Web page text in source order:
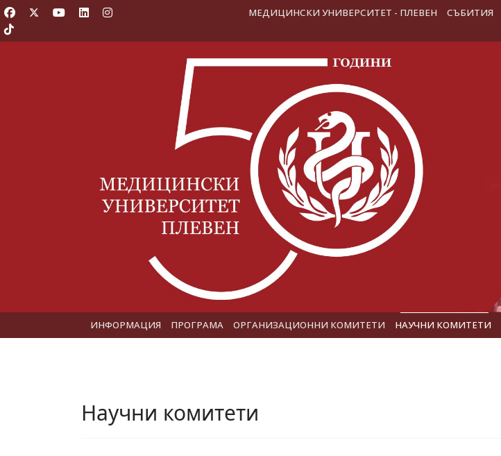
МЕДИЦИНСКИ УНИВЕРСИТЕТ - ПЛЕВЕН СЪБИТИЯ
ИНФОРМАЦИЯ ПРОГРАМА ОРГАНИЗАЦИОННИ КОМИТЕТИ НАУЧНИ КОМИТЕТИ
Научни комитети